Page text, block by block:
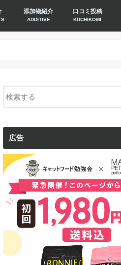
添加物紹介
ADDITIVE
口コミ投稿
KUCHIKOMI
広告